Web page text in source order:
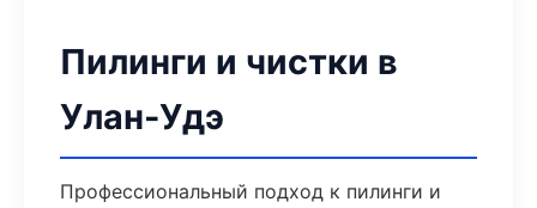
Пилинги и чистки в
Улан-Удэ
Профессиональный подход к пилинги и